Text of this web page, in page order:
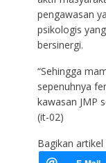
pengawasan
psikologis
bersinergi.
“Sehingga
sepenuhnya
kawasan JMP
(it-02)
Bagikan artikel